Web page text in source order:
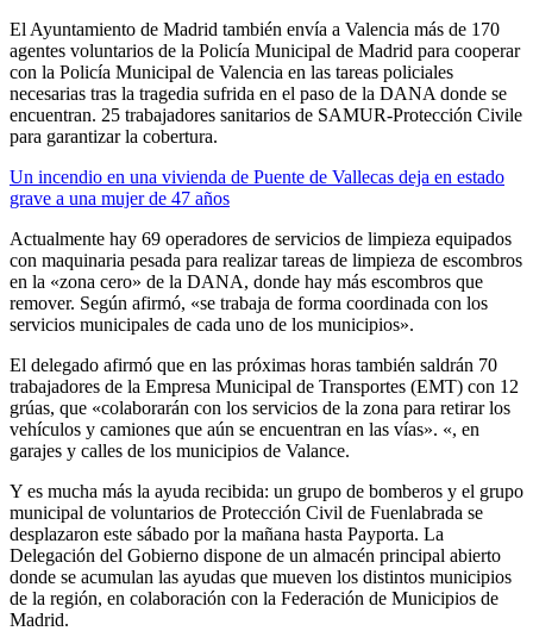
El Ayuntamiento de Madrid también envía a Valencia más de 170
agentes voluntarios de la Policía Municipal de Madrid para cooperar
con la Policía Municipal de Valencia en las tareas policiales
necesarias tras la tragedia sufrida en el paso de la DANA donde se
encuentran. 25 trabajadores sanitarios de SAMUR-Protección Civile
para garantizar la cobertura.
Un incendio en una vivienda de Puente de Vallecas deja en estado
grave a una mujer de 47 años
Actualmente hay 69 operadores de servicios de limpieza equipados
con maquinaria pesada para realizar tareas de limpieza de escombros
en la «zona cero» de la DANA, donde hay más escombros que
remover. Según afirmó, «se trabaja de forma coordinada con los
servicios municipales de cada uno de los municipios».
El delegado afirmó que en las próximas horas también saldrán 70
trabajadores de la Empresa Municipal de Transportes (EMT) con 12
grúas, que «colaborarán con los servicios de la zona para retirar los
vehículos y camiones que aún se encuentran en las vías». «, en
garajes y calles de los municipios de Valance.
Y es mucha más la ayuda recibida: un grupo de bomberos y el grupo
municipal de voluntarios de Protección Civil de Fuenlabrada se
desplazaron este sábado por la mañana hasta Payporta. La
Delegación del Gobierno dispone de un almacén principal abierto
donde se acumulan las ayudas que mueven los distintos municipios
de la región, en colaboración con la Federación de Municipios de
Madrid.